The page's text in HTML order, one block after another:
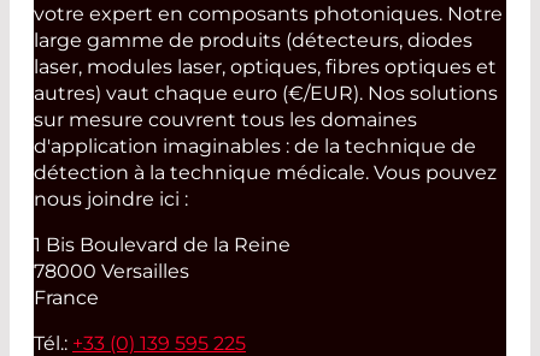
votre expert en composants photoniques. Notre
large gamme de produits (détecteurs, diodes
laser, modules laser, optiques, fibres optiques et
autres) vaut chaque euro (€/EUR). Nos solutions
sur mesure couvrent tous les domaines
d'application imaginables : de la technique de
détection à la technique médicale. Vous pouvez
nous joindre ici :
1 Bis Boulevard de la Reine
78000 Versailles
France
Tél.: +33 (0) 139 595 225